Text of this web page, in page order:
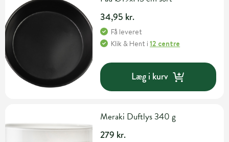
34,95 kr.
Få leveret
Klik & Hent i12 centre
Læg i kurv
Meraki Duftlys 340 g
279 kr.